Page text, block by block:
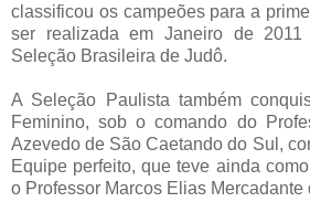
classificou os campeões para a
ser realizada em Janeiro de
Seleção Brasileira de Judô.
A Seleção Paulista também
Feminino, sob o comando do
Azevedo de São Caetando do Sul,
Equipe perfeito, que teve ainda
o Professor Marcos Elias Mercadante